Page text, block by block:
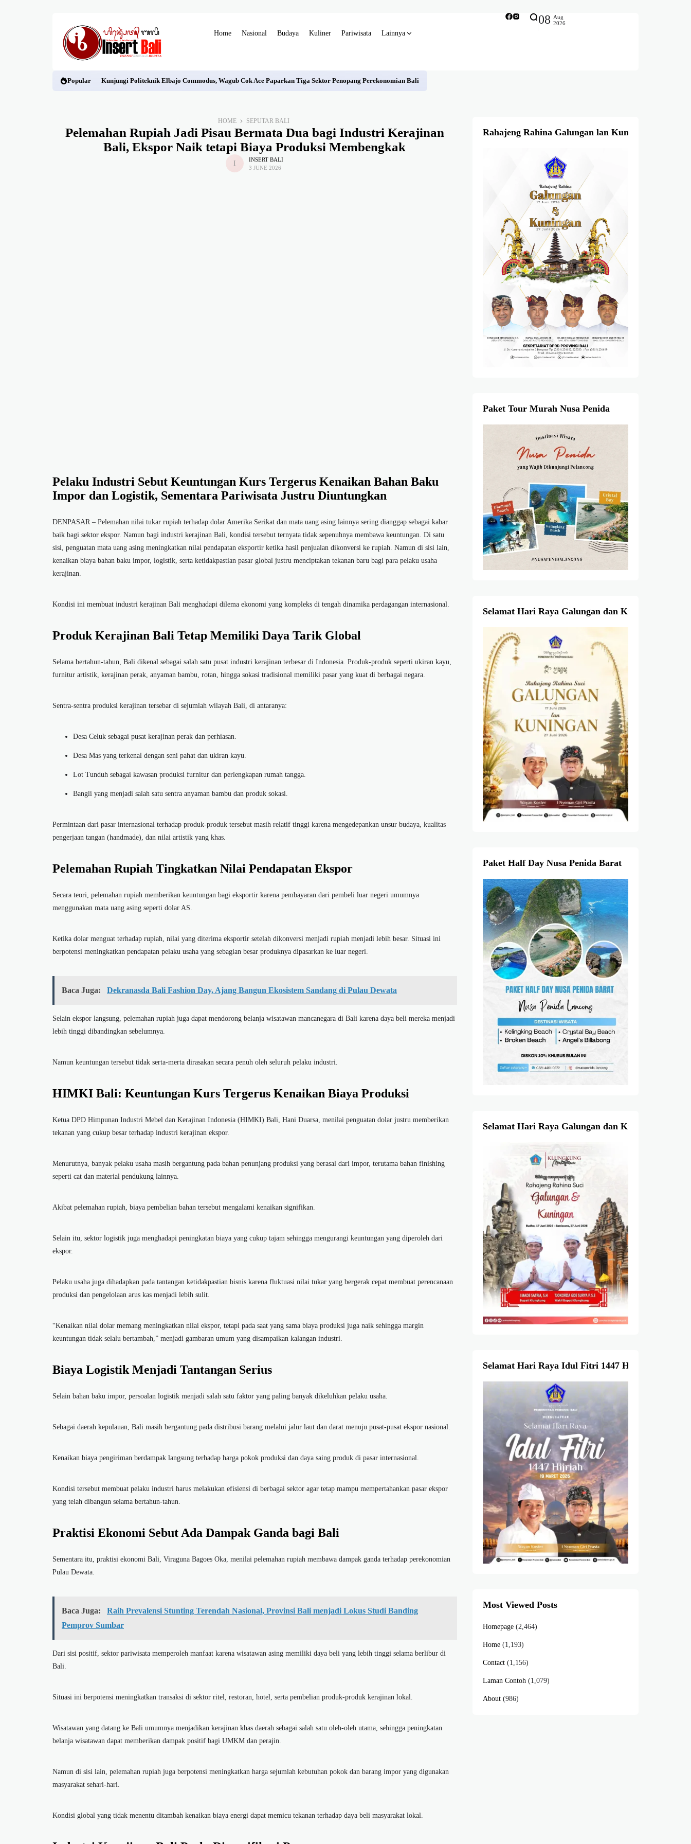
Home Nasional Budaya Kuliner Pariwisata Lainnya
08 Aug
2026
Popular Kunjungi Politeknik Elbajo Commodus, Wagub Cok Ace Paparkan Tiga Sektor Penopang Perekonomian Bali
HOME SEPUTAR BALI
Pelemahan Rupiah Jadi Pisau Bermata Dua bagi Industri Kerajinan
Bali, Ekspor Naik tetapi Biaya Produksi Membengkak
INSERT BALI
3 JUNE 2026
Pelaku Industri Sebut Keuntungan Kurs Tergerus Kenaikan Bahan Baku
Impor dan Logistik, Sementara Pariwisata Justru Diuntungkan
DENPASAR – Pelemahan nilai tukar rupiah terhadap dolar Amerika Serikat dan mata uang asing lainnya sering dianggap sebagai kabar
baik bagi sektor ekspor. Namun bagi industri kerajinan Bali, kondisi tersebut ternyata tidak sepenuhnya membawa keuntungan. Di satu
sisi, penguatan mata uang asing meningkatkan nilai pendapatan eksportir ketika hasil penjualan dikonversi ke rupiah. Namun di sisi lain,
kenaikan biaya bahan baku impor, logistik, serta ketidakpastian pasar global justru menciptakan tekanan baru bagi para pelaku usaha
kerajinan.
Kondisi ini membuat industri kerajinan Bali menghadapi dilema ekonomi yang kompleks di tengah dinamika perdagangan internasional.
Produk Kerajinan Bali Tetap Memiliki Daya Tarik Global
Selama bertahun-tahun, Bali dikenal sebagai salah satu pusat industri kerajinan terbesar di Indonesia. Produk-produk seperti ukiran kayu,
furnitur artistik, kerajinan perak, anyaman bambu, rotan, hingga sokasi tradisional memiliki pasar yang kuat di berbagai negara.
Sentra-sentra produksi kerajinan tersebar di sejumlah wilayah Bali, di antaranya:
Desa Celuk sebagai pusat kerajinan perak dan perhiasan.
Desa Mas yang terkenal dengan seni pahat dan ukiran kayu.
Lot Tunduh sebagai kawasan produksi furnitur dan perlengkapan rumah tangga.
Bangli yang menjadi salah satu sentra anyaman bambu dan produk sokasi.
Permintaan dari pasar internasional terhadap produk-produk tersebut masih relatif tinggi karena mengedepankan unsur budaya, kualitas
pengerjaan tangan (handmade), dan nilai artistik yang khas.
Pelemahan Rupiah Tingkatkan Nilai Pendapatan Ekspor
Secara teori, pelemahan rupiah memberikan keuntungan bagi eksportir karena pembayaran dari pembeli luar negeri umumnya
menggunakan mata uang asing seperti dolar AS.
Ketika dolar menguat terhadap rupiah, nilai yang diterima eksportir setelah dikonversi menjadi rupiah menjadi lebih besar. Situasi ini
berpotensi meningkatkan pendapatan pelaku usaha yang sebagian besar produknya dipasarkan ke luar negeri.
Baca Juga: Dekranasda Bali Fashion Day, Ajang Bangun Ekosistem Sandang di Pulau Dewata
Selain ekspor langsung, pelemahan rupiah juga dapat mendorong belanja wisatawan mancanegara di Bali karena daya beli mereka menjadi
lebih tinggi dibandingkan sebelumnya.
Namun keuntungan tersebut tidak serta-merta dirasakan secara penuh oleh seluruh pelaku industri.
HIMKI Bali: Keuntungan Kurs Tergerus Kenaikan Biaya Produksi
Ketua DPD Himpunan Industri Mebel dan Kerajinan Indonesia (HIMKI) Bali, Hani Duarsa, menilai penguatan dolar justru memberikan
tekanan yang cukup besar terhadap industri kerajinan ekspor.
Menurutnya, banyak pelaku usaha masih bergantung pada bahan penunjang produksi yang berasal dari impor, terutama bahan finishing
seperti cat dan material pendukung lainnya.
Akibat pelemahan rupiah, biaya pembelian bahan tersebut mengalami kenaikan signifikan.
Selain itu, sektor logistik juga menghadapi peningkatan biaya yang cukup tajam sehingga mengurangi keuntungan yang diperoleh dari
ekspor.
Pelaku usaha juga dihadapkan pada tantangan ketidakpastian bisnis karena fluktuasi nilai tukar yang bergerak cepat membuat perencanaan
produksi dan pengelolaan arus kas menjadi lebih sulit.
“Kenaikan nilai dolar memang meningkatkan nilai ekspor, tetapi pada saat yang sama biaya produksi juga naik sehingga margin
keuntungan tidak selalu bertambah,” menjadi gambaran umum yang disampaikan kalangan industri.
Biaya Logistik Menjadi Tantangan Serius
Selain bahan baku impor, persoalan logistik menjadi salah satu faktor yang paling banyak dikeluhkan pelaku usaha.
Sebagai daerah kepulauan, Bali masih bergantung pada distribusi barang melalui jalur laut dan darat menuju pusat-pusat ekspor nasional.
Kenaikan biaya pengiriman berdampak langsung terhadap harga pokok produksi dan daya saing produk di pasar internasional.
Kondisi tersebut membuat pelaku industri harus melakukan efisiensi di berbagai sektor agar tetap mampu mempertahankan pasar ekspor
yang telah dibangun selama bertahun-tahun.
Praktisi Ekonomi Sebut Ada Dampak Ganda bagi Bali
Sementara itu, praktisi ekonomi Bali, Viraguna Bagoes Oka, menilai pelemahan rupiah membawa dampak ganda terhadap perekonomian
Pulau Dewata.
Baca Juga:
Raih Prevalensi Stunting Terendah Nasional, Provinsi Bali menjadi Lokus Studi Banding
Pemprov Sumbar
Dari sisi positif, sektor pariwisata memperoleh manfaat karena wisatawan asing memiliki daya beli yang lebih tinggi selama berlibur di
Bali.
Situasi ini berpotensi meningkatkan transaksi di sektor ritel, restoran, hotel, serta pembelian produk-produk kerajinan lokal.
Wisatawan yang datang ke Bali umumnya menjadikan kerajinan khas daerah sebagai salah satu oleh-oleh utama, sehingga peningkatan
belanja wisatawan dapat memberikan dampak positif bagi UMKM dan perajin.
Namun di sisi lain, pelemahan rupiah juga berpotensi meningkatkan harga sejumlah kebutuhan pokok dan barang impor yang digunakan
masyarakat sehari-hari.
Kondisi global yang tidak menentu ditambah kenaikan biaya energi dapat memicu tekanan terhadap daya beli masyarakat lokal.
Rahajeng Rahina Galungan lan Kuningan
Paket Tour Murah Nusa Penida
Selamat Hari Raya Galungan dan Kuningan
Paket Half Day Nusa Penida Barat
Selamat Hari Raya Galungan dan Kuningan
Selamat Hari Raya Idul Fitri 1447 Hijriah
Most Viewed Posts
Homepage (2,464)
Home (1,193)
Contact (1,156)
Laman Contoh (1,079)
About (986)